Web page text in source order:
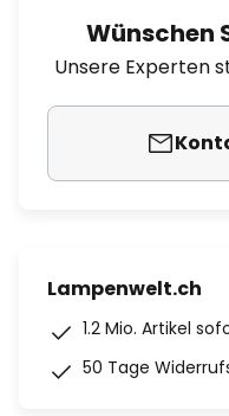
Wünschen
Unsere Experten
Lampenwelt.ch
1.2 Mio. Artikel
50 Tage